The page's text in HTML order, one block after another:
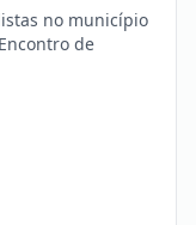
no município
de